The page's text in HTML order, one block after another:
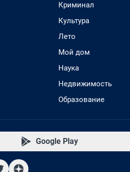
Криминал
Культура
Лето
Мой дом
Наука
Недвижимость
Образование
Google Play